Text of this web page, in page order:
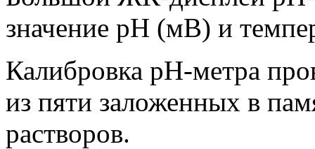
значение рН (мВ) и
Калибровка рН-метра
из пяти заложенных в
растворов.